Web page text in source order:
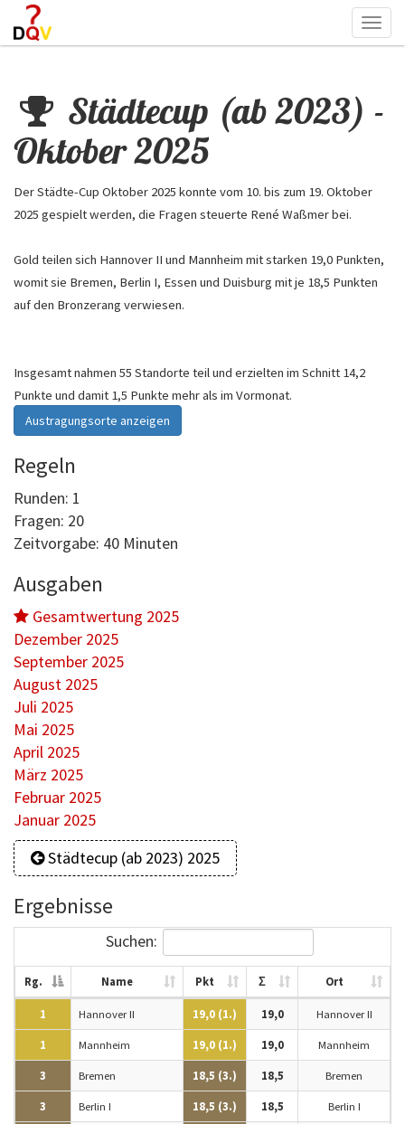
Städtecup (ab 2023) -
Oktober 2025
Der Städte-Cup Oktober 2025 konnte vom 10. bis zum 19. Oktober
2025 gespielt werden, die Fragen steuerte René Waßmer bei.
Gold teilen sich Hannover II und Mannheim mit starken 19,0 Punkten,
womit sie Bremen, Berlin I, Essen und Duisburg mit je 18,5 Punkten
auf den Bronzerang verwiesen.
Insgesamt nahmen 55 Standorte teil und erzielten im Schnitt 14,2
Punkte und damit 1,5 Punkte mehr als im Vormonat.
Austragungsorte anzeigen
Regeln
Runden: 1
Fragen: 20
Zeitvorgabe: 40 Minuten
Ausgaben
Gesamtwertung 2025
Dezember 2025
September 2025
August 2025
Juli 2025
Mai 2025
April 2025
März 2025
Februar 2025
Januar 2025
Städtecup (ab 2023) 2025
Ergebnisse
Suchen:
Rg. Name Pkt Σ Ort
1 Hannover II 19,0 (1.) 19,0 Hannover II
1 Mannheim 19,0 (1.) 19,0 Mannheim
3 Bremen 18,5 (3.) 18,5 Bremen
3 Berlin I 18,5 (3.) 18,5 Berlin I